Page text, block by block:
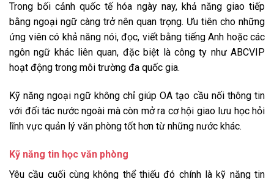
Trong bối cảnh quốc tế hóa ngày nay, khả năng giao tiếp
bằng ngoại ngữ càng trở nên quan trọng. Ưu tiên cho những
ứng viên có khả năng nói, đọc, viết bằng tiếng Anh hoặc các
ngôn ngữ khác liên quan, đặc biệt là công ty như ABCVIP
hoạt động trong môi trường đa quốc gia.
Kỹ năng ngoại ngữ không chỉ giúp OA tạo cầu nối thông tin
với đối tác nước ngoài mà còn mở ra cơ hội giao lưu học hỏi
lĩnh vực quản lý văn phòng tốt hơn từ những nước khác.
Kỹ năng tin học văn phòng
Yêu cầu cuối cùng không thể thiếu đó chính là kỹ năng tin